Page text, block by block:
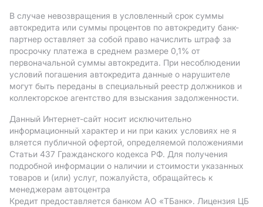
В случае невозвращения в условленный срок суммы
автокредита или суммы процентов по автокредиту банк-
партнер оставляет за собой право начислить штраф за
просрочку платежа в среднем размере 0,1% от
первоначальной суммы автокредита. При несоблюдении
условий погашения автокредита данные о нарушителе
могут быть переданы в специальный реестр должников и
коллекторское агентство для взыскания задолженности.
Данный Интернет-сайт носит исключительно
информационный характер и ни при каких условиях не я
вляется публичной офертой, определяемой положениями
Статьи 437 Гражданского кодекса РФ. Для получения
подробной информации о наличии и стоимости указанных
товаров и (или) услуг, пожалуйста, обращайтесь к
менеджерам автоцентра
Кредит предоставляется банком АO «ТБанк». Лицензия ЦБ